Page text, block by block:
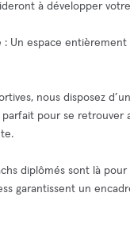
à développer
: Un espace
nous disposez
parfait pour se
diplômés sont là
garantissent un